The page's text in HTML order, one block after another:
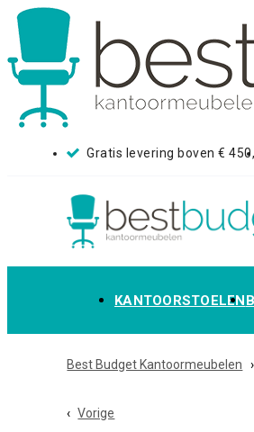
Gratis levering boven €
KANTOORSTOELEN
Best Budget Kantoormeubelen ›
Vorige